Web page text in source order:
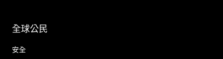
全球公民
安全